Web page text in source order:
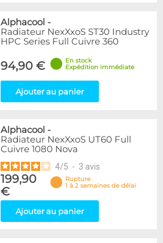
Alphacool -
Radiateur NexXxoS ST30 Industry
HPC Series Full Cuivre 360
94,90 €
En stock
Expédition immédiate
Ajouter au panier
Alphacool -
Radiateur NexXxoS UT60 Full
Cuivre 1080 Nova
4/5 - 3 avis
199,90
€
Rupture
1 à 2 semaines de délai
Ajouter au panier